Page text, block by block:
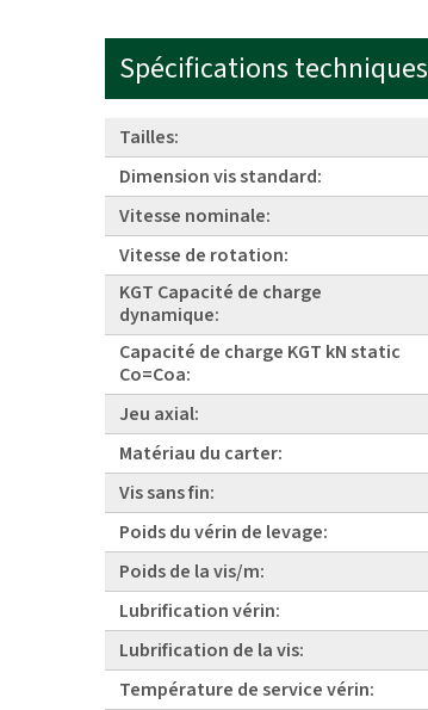
Spécifications techniques
Tailles:
Dimension vis standard:
Vitesse nominale:
Vitesse de rotation:
KGT Capacité de charge
dynamique:
Capacité de charge KGT kN static
Co=Coa:
Jeu axial:
Matériau du carter:
Vis sans fin:
Poids du vérin de levage:
Poids de la vis/m:
Lubrification vérin:
Lubrification de la vis:
Température de service vérin: